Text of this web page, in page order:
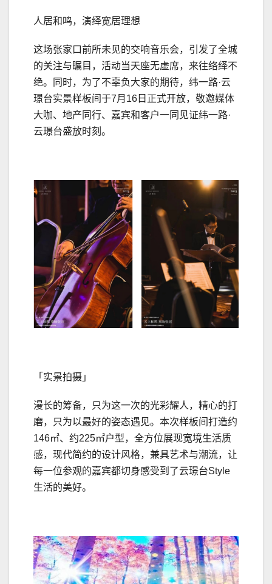
人居和鸣，演绎宽居理想
这场张家口前所未见的交响音乐会，引发了全城
的关注与瞩目，活动当天座无虚席，来往络绎不
绝。同时，为了不辜负大家的期待，纬一路·云
璟台实景样板间于7月16日正式开放，敬邀媒体
大咖、地产同行、嘉宾和客户一同见证纬一路·
云璟台盛放时刻。
「实景拍摄」
漫长的筹备，只为这一次的光彩耀人，精心的打
磨，只为以最好的姿态遇见。本次样板间打造约
146㎡、约225㎡户型，全方位展现宽境生活质
感，现代简约的设计风格，兼具艺术与潮流，让
每一位参观的嘉宾都切身感受到了云璟台Style
生活的美好。